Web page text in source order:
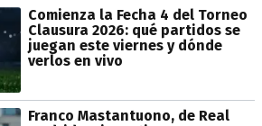
Comienza la Fecha 4 del Torneo
Clausura 2026: qué partidos se
juegan este viernes y dónde
verlos en vivo
Franco Mastantuono, de Real